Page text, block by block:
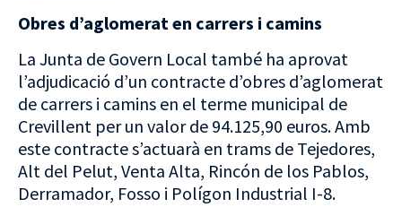
Obres d’aglomerat en carrers i camins
La Junta de Govern Local també ha aprovat
l’adjudicació d’un contracte d’obres d’aglomerat
de carrers i camins en el terme municipal de
Crevillent per un valor de 94.125,90 euros. Amb
este contracte s’actuarà en trams de Tejedores,
Alt del Pelut, Venta Alta, Rincón de los Pablos,
Derramador, Fosso i Polígon Industrial I-8.